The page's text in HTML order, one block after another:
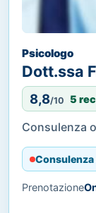
Psicologo
Dott.ssa
8,8/10 5
Consulenza
Prenotazione